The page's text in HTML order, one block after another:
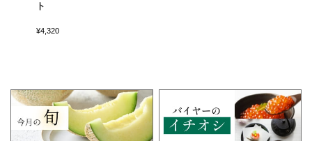
ト
¥4,320